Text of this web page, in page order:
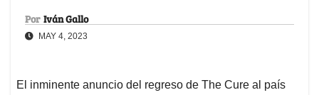
Por Iván Gallo
MAY 4, 2023
El inminente anuncio del regreso de The Cure al país